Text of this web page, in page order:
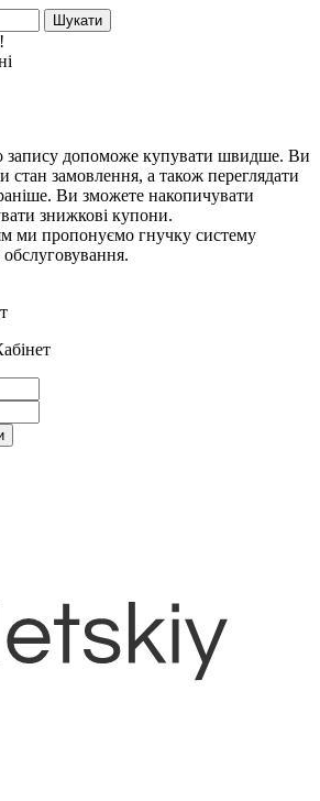
Шукати
запису допоможе купувати швидше. Ви
стан замовлення, а також переглядати
Ви зможете накопичувати
знижкові купони.
ми пропонуємо гнучку систему